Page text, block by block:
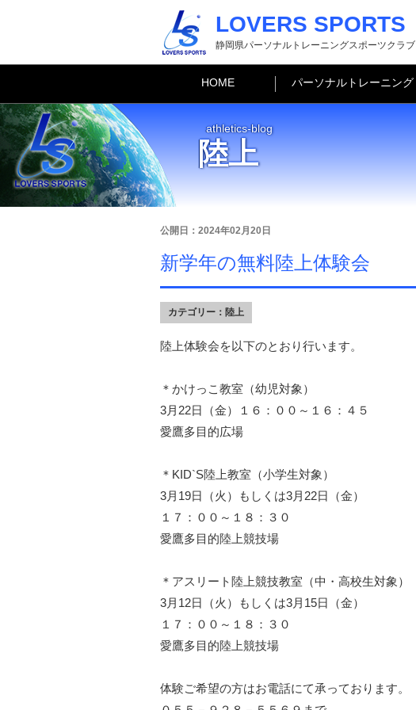
LOVERS SPORTS
静岡県パーソナルトレーニングスポーツクラブ
HOME パーソナルトレーニング
athletics-blog
陸上
公開日：2024年02月20日
新学年の無料陸上体験会
カテゴリー： 陸上
陸上体験会を以下のとおり行います。
＊かけっこ教室（幼児対象）
3月22日（金）１６：００～１６：４５
愛鷹多目的広場
＊KID`S陸上教室（小学生対象）
3月19日（火）もしくは3月22日（金）
１７：００～１８：３０
愛鷹多目的陸上競技場
＊アスリート陸上競技教室（中・高校生対象）
3月12日（火）もしくは3月15日（金）
１７：００～１８：３０
愛鷹多目的陸上競技場
体験ご希望の方はお電話にて承っております。